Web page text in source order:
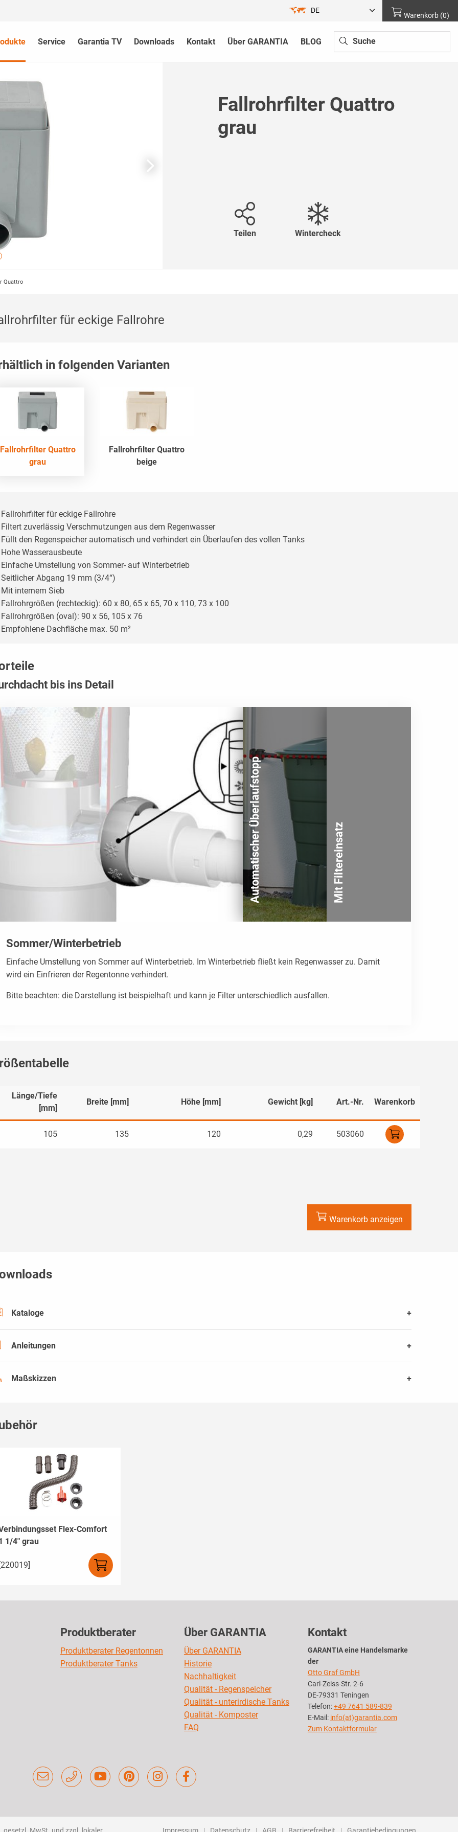
Warenkorb (0)
DE
Service Garantia TV Downloads Kontakt Über GARANTIA BLOG
Fallrohrfilter Quattro
grau
Teilen Wintercheck
Quattro
für eckige Fallrohre
in folgenden Varianten
Fallrohrfilter Quattro
grau
Fallrohrfilter Quattro
beige
Fallrohrfilter für eckige Fallrohre
Filtert zuverlässig Verschmutzungen aus dem Regenwasser
Füllt den Regenspeicher automatisch und verhindert ein Überlaufen des vollen Tanks
Hohe Wasserausbeute
Einfache Umstellung von Sommer- auf Winterbetrieb
Seitlicher Abgang 19 mm (3/4“)
Mit internem Sieb
Fallrohrgrößen (rechteckig): 60 x 80, 65 x 65, 70 x 110, 73 x 100
Fallrohrgrößen (oval): 90 x 56, 105 x 76
Empfohlene Dachfläche max. 50 m²
bis ins Detail
Automatischer Überlaufstopp Mit Filtereinsatz
Sommer/Winterbetrieb
Einfache Umstellung von Sommer auf Winterbetrieb. Im Winterbetrieb fließt kein Regenwasser zu. Damit
wird ein Einfrieren der Regentonne verhindert.
Bitte beachten: die Darstellung ist beispielhaft und kann je Filter unterschiedlich ausfallen.
Länge/Tiefe
[mm]
Art.-Nr. Warenkorb
105 503060
Breite [mm] Höhe [mm] Gewicht [kg]
135 120 0,29
Warenkorb anzeigen
Kataloge
Anleitungen
Maßskizzen
Flex-Comfort
1/4" grau
Produktberater
Produktberater Regentonnen
Produktberater Tanks
Über GARANTIA
Über GARANTIA
Historie
Nachhaltigkeit
Qualität - Regenspeicher
Qualität - unterirdische Tanks
Qualität - Komposter
FAQ
Kontakt
GARANTIA eine Handelsmarke
der
Otto Graf GmbH
Carl-Zeiss-Str. 2-6
DE-79331 Teningen
Telefon:+49 7641 589-839
E-Mail: info(at)garantia.com
Zum Kontaktformular
gesetzl. MwSt. und zzgl. lokaler Impressum Datenschutz AGB Barrierefreiheit Garantiebedingungen